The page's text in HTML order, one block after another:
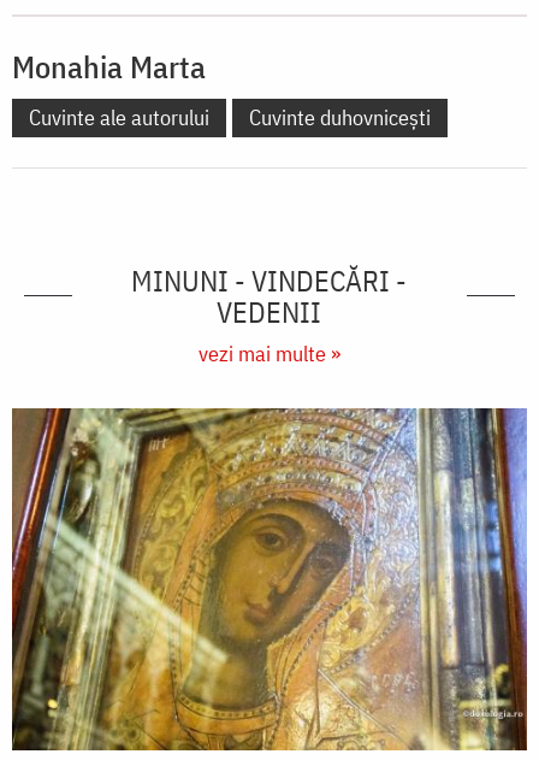
Monahia Marta
Cuvinte ale autorului Cuvinte duhovnicești
MINUNI - VINDECĂRI -
VEDENII
vezi mai multe »